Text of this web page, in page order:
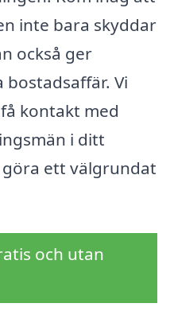
inte bara skyddar
också ger
Vi
kontakt med
i ditt
ett välgrundat
och utan